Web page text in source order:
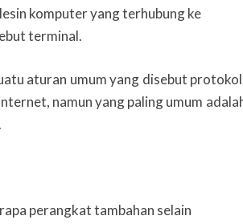
komputer yang terhubung ke
terminal.
aturan umum yang disebut
namun yang paling umum
perangkat tambahan selain